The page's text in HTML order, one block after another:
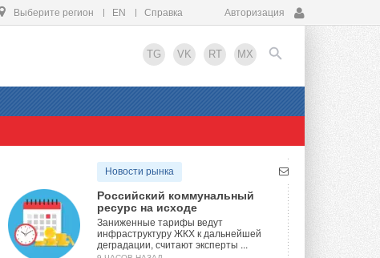
Выберите регион EN Справка Авторизация
TG VK RT MX
EN
Новости рынка
Российский коммунальный
ресурс на исходе
Заниженные тарифы ведут
инфраструктуру ЖКХ к дальнейшей
деградации, считают эксперты ...